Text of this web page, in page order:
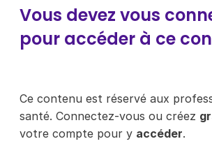
Vous devez vous
pour accéder à ce
Ce contenu est réservé aux
santé. Connectez-vous ou créez
votre compte pour y accéder.
pour y accéder, via le bouton « Se